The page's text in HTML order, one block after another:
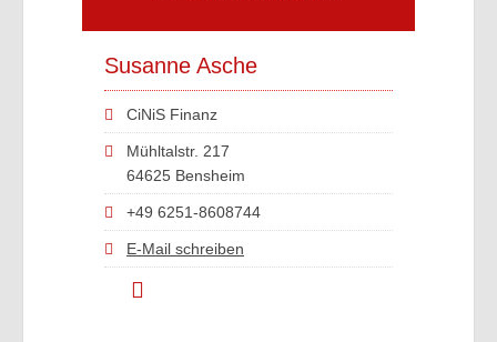
Susanne Asche
CiNiS Finanz
Mühltalstr. 217
64625 Bensheim
+49 6251-8608744
E-Mail schreiben